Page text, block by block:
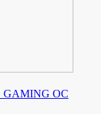
GAMING OC